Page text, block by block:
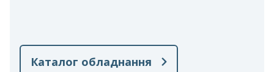
Каталог обладнання